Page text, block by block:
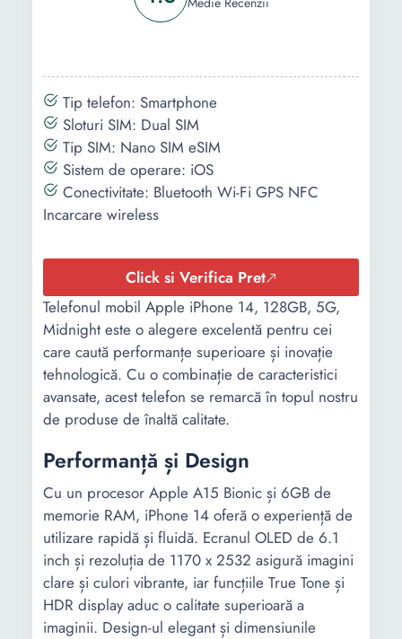
Rezolutie
(pixeli):
1170 x 2532
Functii display:
True tone Haptic touch
2,000,000:1 contrast ratio
800 nits (typ), 1200 nits
(peak) HDR display Wide
interna:
128 GB
Memorie RAM: 6 GB
Standard Wi-
Fi:
802.11ax 2x2
Porturi:
Lightning
Numar
camere:
2
Rezolutie
camera
principala:
12 MP Wide 12 MP
Ultrawide
Rezolutie
camera
12 Mpx
Tip telefon: Smartphone
Sloturi SIM: Dual SIM
Tip SIM: Nano SIM eSIM
Sistem de operare: iOS
Conectivitate: Bluetooth Wi-Fi GPS NFC
Incarcare wireless
Click si Verifica Pret
Telefonul mobil Apple iPhone 14, 128GB, 5G,
Midnight este o alegere excelentă pentru cei
care caută performanțe superioare și inovație
tehnologică. Cu o combinație de caracteristici
avansate, acest telefon se remarcă în topul nostru
de produse de înaltă calitate.
Performanță și Design
Cu un procesor Apple A15 Bionic și 6GB de
memorie RAM, iPhone 14 oferă o experiență de
utilizare rapidă și fluidă. Ecranul OLED de 6.1
inch și rezoluția de 1170 x 2532 asigură imagini
clare și culori vibrante, iar funcțiile True Tone și
HDR display aduc o calitate superioară a
imaginii. Design-ul elegant și dimensiunile